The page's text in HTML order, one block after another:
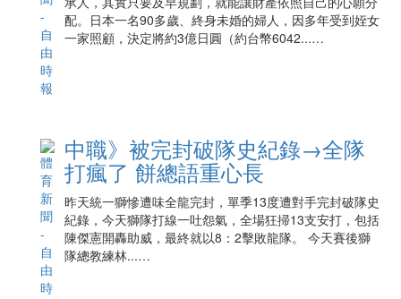
配。日本一名90多歲、終身未婚的婦人，因多年受到姪女
一家照顧，決定將約3億日圓（約台幣6042...…
中職》被完封破隊史紀錄→全隊
打瘋了 餅總語重心長
昨天統一獅慘遭味全龍完封，單季13度遭對手完封破隊史
紀錄，今天獅隊打線一吐怨氣，全場狂掃13支安打，包括
陳傑憲開轟助威，最終就以8：2擊敗龍隊。 今天賽後獅
隊總教練林...…